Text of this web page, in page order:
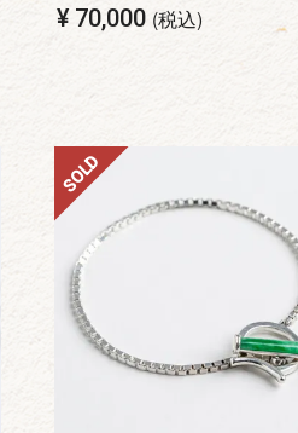
¥ 70,000 税込
SOLD